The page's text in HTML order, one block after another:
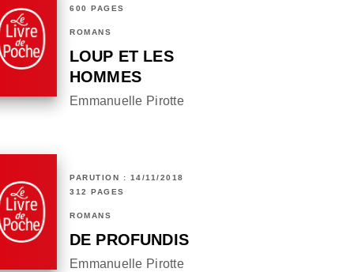
600 PAGES
ROMANS
LOUP ET LES
HOMMES
Emmanuelle Pirotte
PARUTION : 14/11/2018
312 PAGES
ROMANS
DE PROFUNDIS
Emmanuelle Pirotte